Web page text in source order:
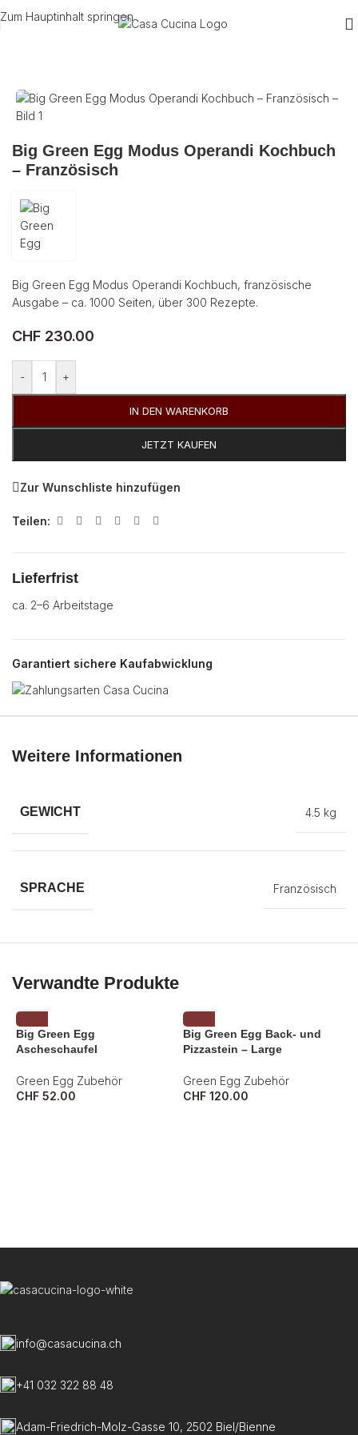
Zum Hauptinhalt springen
Big Green Egg Modus Operandi Kochbuch
– Französisch
Big Green Egg Modus Operandi Kochbuch, französische
Ausgabe – ca. 1000 Seiten, über 300 Rezepte.
CHF 230.00
- +
IN DEN WARENKORB
JETZT KAUFEN
Zur Wunschliste hinzufügen
Teilen:
Lieferfrist
ca. 2–6 Arbeitstage
Garantiert sichere Kaufabwicklung
Weitere Informationen
GEWICHT 4.5 kg
SPRACHE Französisch
Verwandte Produkte
Big Green Egg
Ascheschaufel
Green Egg Zubehör
CHF 52.00
Big Green Egg Back- und
Pizzastein – Large
Green Egg Zubehör
CHF 120.00
info@casacucina.ch
+41 032 322 88 48
Adam-Friedrich-Molz-Gasse 10, 2502 Biel/Bienne